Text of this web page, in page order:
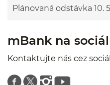
Plánovaná odstávka 10.
mBank na
Kontaktujte nás cez
Znajdź nas na facebooku
Znajdź nas na twitterze
Znajdź nas na instagramie
Znajdź nas na youtube